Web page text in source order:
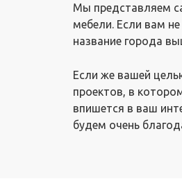
Мы представляем
мебели. Если вам
название города
Если же вашей
проектов, в
впишется в ваш
будем очень